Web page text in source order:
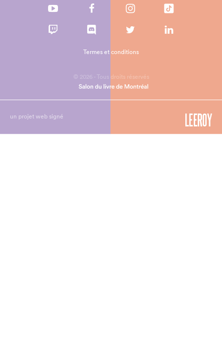
© 2026 - Tous droits réservés
Termes et conditions
un projet web signé